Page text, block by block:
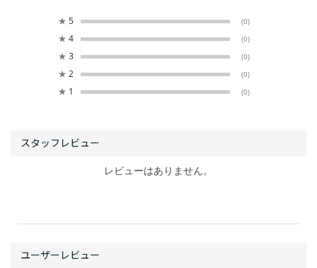
★ 5 (0)
★ 4 (0)
★ 3 (0)
★ 2 (0)
★ 1 (0)
レビューはありません。